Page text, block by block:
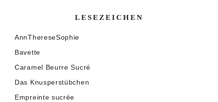
LESEZEICHEN
AnnThereseSophie
Bavette
Caramel Beurre Sucré
Das Knusperstübchen
Empreinte sucrée